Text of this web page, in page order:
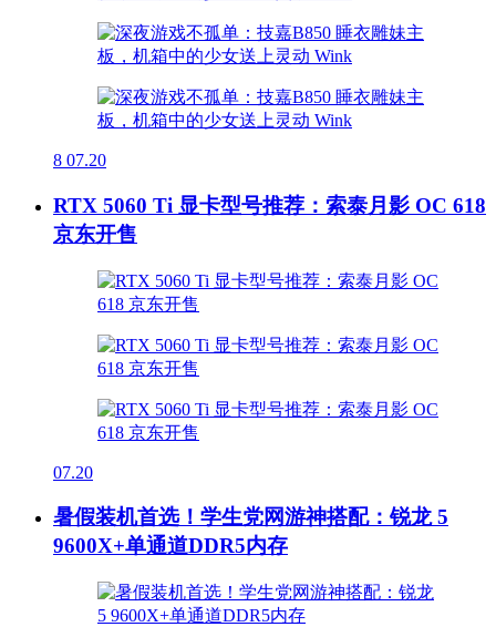
8 07.20
RTX 5060 Ti 显卡型号推荐：索泰月影 OC 618
京东开售
07.20
暑假装机首选！学生党网游神搭配：锐龙 5
9600X+单通道DDR5内存